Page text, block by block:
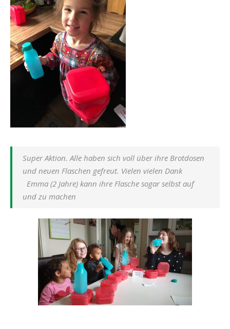
Super Aktion. Alle haben sich voll über ihre Brotdosen
und neuen Flaschen gefreut. Vielen vielen Dank
Emma (2 Jahre) kann ihre Flasche sogar selbst auf
und zu machen